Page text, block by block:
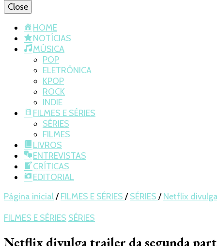
Close
HOME
NOTÍCIAS
MÚSICA
POP
ELETRÔNICA
KPOP
ROCK
INDIE
FILMES E SÉRIES
SÉRIES
FILMES
LIVROS
ENTREVISTAS
CRÍTICAS
EDITORIAL
Página inicial/ FILMES E SÉRIES / SÉRIES / Netflix
FILMES E SÉRIES SÉRIES
Netflix divulga trailer da segunda